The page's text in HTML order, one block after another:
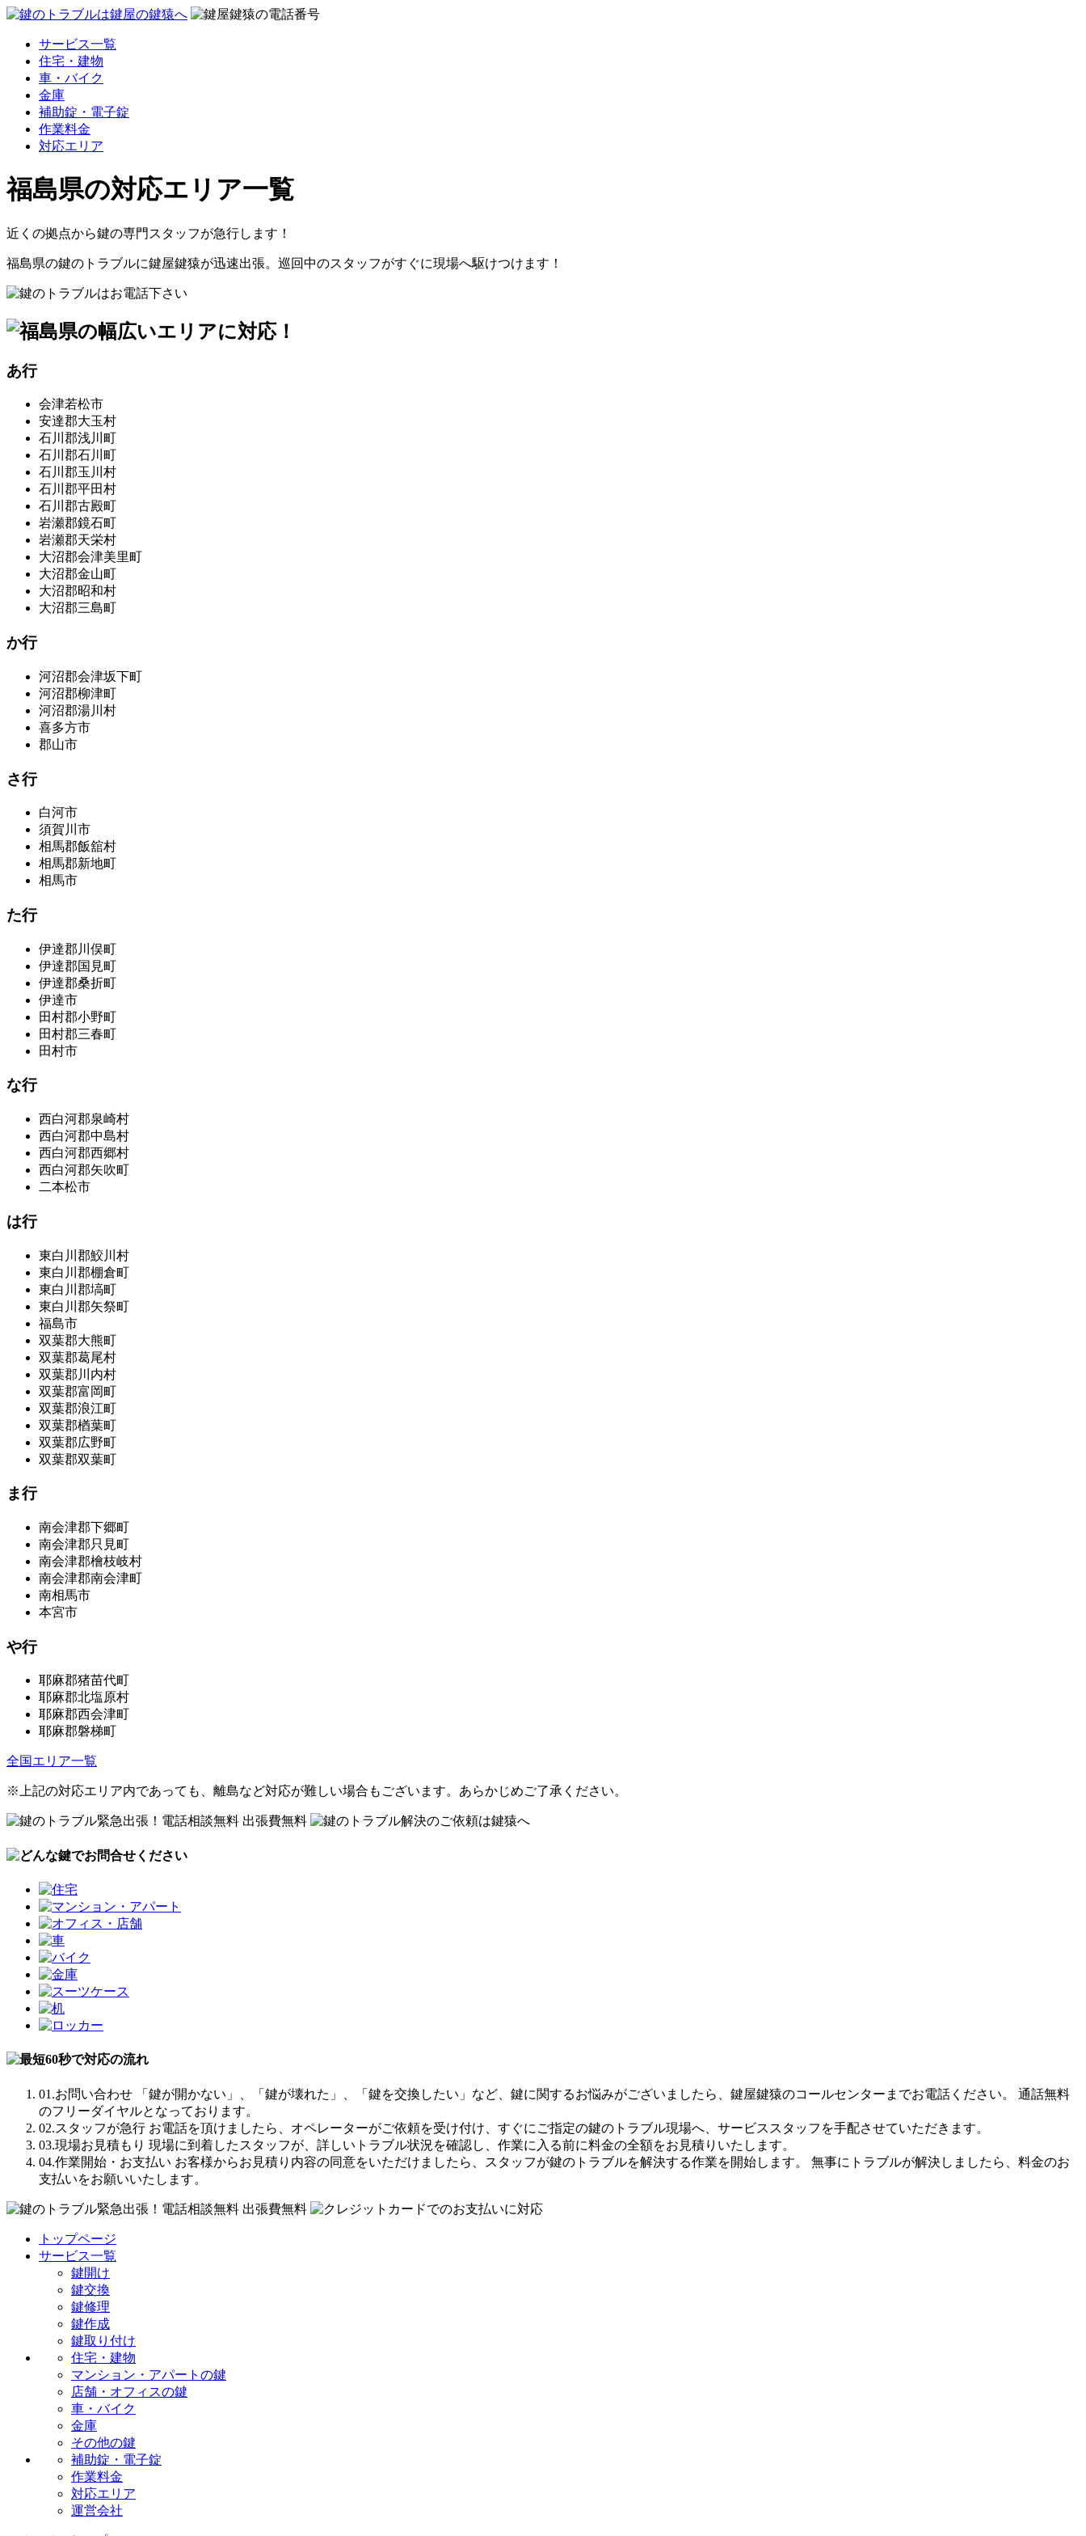
サービス一覧
住宅・建物
車・バイク
金庫
補助錠・電子錠
作業料金
対応エリア
福島県の対応エリア一覧
近くの拠点から鍵の専門スタッフが急行します！
福島県の鍵のトラブルに鍵屋鍵猿が迅速出張。巡回中のスタッフがすぐに現場へ駆けつけます！
あ行
会津若松市
安達郡大玉村
石川郡浅川町
石川郡石川町
石川郡玉川村
石川郡平田村
石川郡古殿町
岩瀬郡鏡石町
岩瀬郡天栄村
大沼郡会津美里町
大沼郡金山町
大沼郡昭和村
大沼郡三島町
か行
河沼郡会津坂下町
河沼郡柳津町
河沼郡湯川村
喜多方市
郡山市
さ行
白河市
須賀川市
相馬郡飯舘村
相馬郡新地町
相馬市
た行
伊達郡川俣町
伊達郡国見町
伊達郡桑折町
伊達市
田村郡小野町
田村郡三春町
田村市
な行
西白河郡泉崎村
西白河郡中島村
西白河郡西郷村
西白河郡矢吹町
二本松市
は行
東白川郡鮫川村
東白川郡棚倉町
東白川郡塙町
東白川郡矢祭町
福島市
双葉郡大熊町
双葉郡葛尾村
双葉郡川内村
双葉郡富岡町
双葉郡浪江町
双葉郡楢葉町
双葉郡広野町
双葉郡双葉町
ま行
南会津郡下郷町
南会津郡只見町
南会津郡檜枝岐村
南会津郡南会津町
南相馬市
本宮市
や行
耶麻郡猪苗代町
耶麻郡北塩原村
耶麻郡西会津町
耶麻郡磐梯町
全国エリア一覧
※上記の対応エリア内であっても、離島など対応が難しい場合もございます。あらかじめご了承ください。
01.お問い合わせ 「鍵が開かない」、「鍵が壊れた」、「鍵を交換したい」など、鍵に関するお悩みがございましたら、鍵屋鍵猿のコールセンターまでお電話ください。 通話無料
のフリーダイヤルとなっております。
02.スタッフが急行 お電話を頂けましたら、オペレーターがご依頼を受け付け、すぐにご指定の鍵のトラブル現場へ、サービススタッフを手配させていただきます。
03.現場お見積もり 現場に到着したスタッフが、詳しいトラブル状況を確認し、作業に入る前に料金の全額をお見積りいたします。
04.作業開始・お支払い お客様からお見積り内容の同意をいただけましたら、スタッフが鍵のトラブルを解決する作業を開始します。 無事にトラブルが解決しましたら、料金のお
支払いをお願いいたします。
トップページ
サービス一覧
鍵開け
鍵交換
鍵修理
鍵作成
鍵取り付け
住宅・建物
マンション・アパートの鍵
店舗・オフィスの鍵
車・バイク
金庫
その他の鍵
補助錠・電子錠
作業料金
対応エリア
運営会社